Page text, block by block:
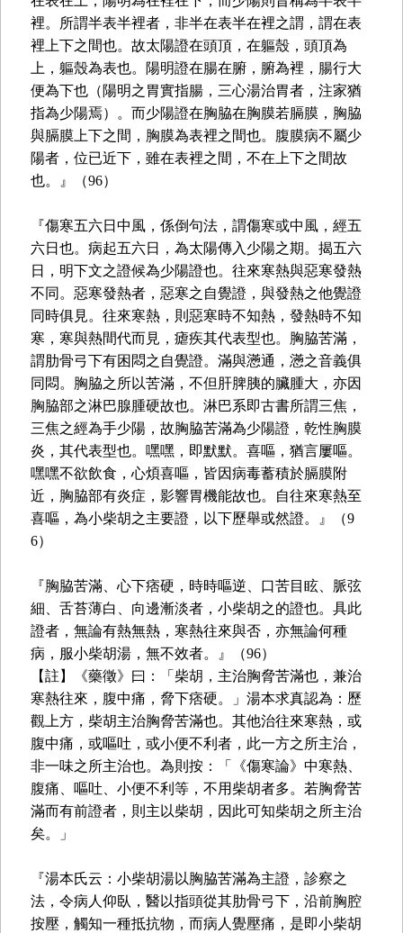
裡。所謂半表半裡者，非半在表半在裡之謂，謂在表
裡上下之間也。故太陽證在頭頂，在軀殼，頭頂為
上，軀殼為表也。陽明證在腸在腑，腑為裡，腸行大
便為下也（陽明之胃實指腸，三心湯治胃者，注家猶
指為少陽焉）。而少陽證在胸脇在胸膜若膈膜，胸脇
與膈膜上下之間，胸膜為表裡之間也。腹膜病不屬少
陽者，位已近下，雖在表裡之間，不在上下之間故
也。』（96）
『傷寒五六日中風，係倒句法，謂傷寒或中風，經五
六日也。病起五六日，為太陽傳入少陽之期。揭五六
日，明下文之證候為少陽證也。往來寒熱與惡寒發熱
不同。惡寒發熱者，惡寒之自覺證，與發熱之他覺證
同時俱見。往來寒熱，則惡寒時不知熱，發熱時不知
寒，寒與熱間代而見，瘧疾其代表型也。胸脇苦滿，
謂肋骨弓下有困悶之自覺證。滿與懣通，懣之音義俱
同悶。胸脇之所以苦滿，不但肝脾胰的臟腫大，亦因
胸脇部之淋巴腺腫硬故也。淋巴系即古書所謂三焦，
三焦之經為手少陽，故胸脇苦滿為少陽證，乾性胸膜
炎，其代表型也。嘿嘿，即默默。喜嘔，猶言屢嘔。
嘿嘿不欲飲食，心煩喜嘔，皆因病毒蓄積於膈膜附
近，胸脇部有炎症，影響胃機能故也。自往來寒熱至
喜嘔，為小柴胡之主要證，以下歷舉或然證。』（9
6）
『胸脇苦滿、心下痞硬，時時嘔逆、口苦目眩、脈弦
細、舌苔薄白、向邊漸淡者，小柴胡之的證也。具此
證者，無論有熱無熱，寒熱往來與否，亦無論何種
病，服小柴胡湯，無不效者。』（96）
【註】《藥徵》曰：「柴胡，主治胸脅苦滿也，兼治
寒熱往來，腹中痛，脅下痞硬。」湯本求真認為：歷
觀上方，柴胡主治胸脅苦滿也。其他治往來寒熱，或
腹中痛，或嘔吐，或小便不利者，此一方之所主治，
非一味之所主治也。為則按：「《傷寒論》中寒熱、
腹痛、嘔吐、小便不利等，不用柴胡者多。若胸脅苦
滿而有前證者，則主以柴胡，因此可知柴胡之所主治
矣。」
『湯本氏云：小柴胡湯以胸脇苦滿為主證，診察之
法，令病人仰臥，醫以指頭從其肋骨弓下，沿前胸腔
按壓，觸知一種抵抗物，而病人覺壓痛，是即小柴胡